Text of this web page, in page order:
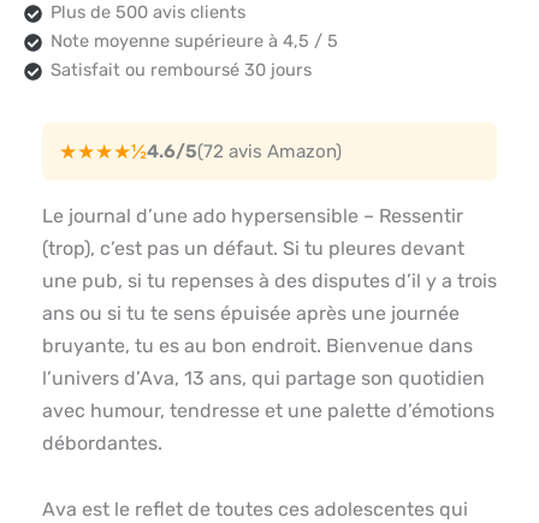
Plus de 500 avis clients
Note moyenne supérieure à 4,5 / 5
Satisfait ou remboursé 30 jours
★★★★½4.6/5(72 avis Amazon)
Le journal d’une ado hypersensible – Ressentir
(trop), c’est pas un défaut. Si tu pleures devant
une pub, si tu repenses à des disputes d’il y a trois
ans ou si tu te sens épuisée après une journée
bruyante, tu es au bon endroit. Bienvenue dans
l’univers d’Ava, 13 ans, qui partage son quotidien
avec humour, tendresse et une palette d’émotions
débordantes.
Ava est le reflet de toutes ces adolescentes qui